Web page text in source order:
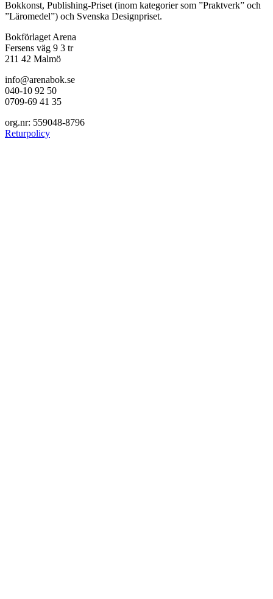
Bokkonst, Publishing-Priset (inom kategorier som ”Praktverk” och
”Läromedel”) och Svenska Designpriset.
Bokförlaget Arena
Fersens väg 9 3 tr
211 42 Malmö
info@arenabok.se
040-10 92 50
0709-69 41 35
org.nr: 559048-8796
Returpolicy